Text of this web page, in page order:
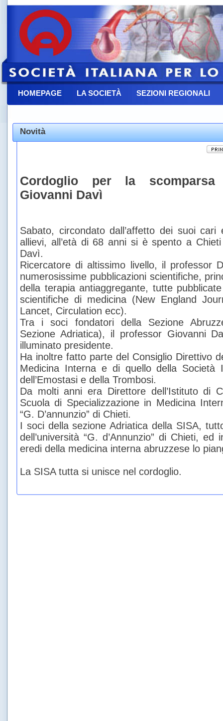
HOMEPAGE LA SOCIETÀ SEZIONI REGIONALI
Novità
Cordoglio per la
Giovanni Davì
Sabato, circondato dall’affetto dei suoi
allievi, all’età di 68 anni si è spento a
Davì.
Ricercatore di altissimo livello, il professor
numerosissime pubblicazioni scientifiche,
della terapia antiaggregante, tutte
scientifiche di medicina (New England
Lancet, Circulation ecc).
Tra i soci fondatori della Sezione
Sezione Adriatica), il professor Giovanni
illuminato presidente.
Ha inoltre fatto parte del Consiglio Direttivo
Medicina Interna e di quello della Società
dell’Emostasi e della Trombosi.
Da molti anni era Direttore dell’Istituto di
Scuola di Specializzazione in Medicina
“G. D’annunzio” di Chieti.
I soci della sezione Adriatica della SISA,
dell’università “G. d’Annunzio” di Chieti,
eredi della medicina interna abruzzese lo
La SISA tutta si unisce nel cordoglio.